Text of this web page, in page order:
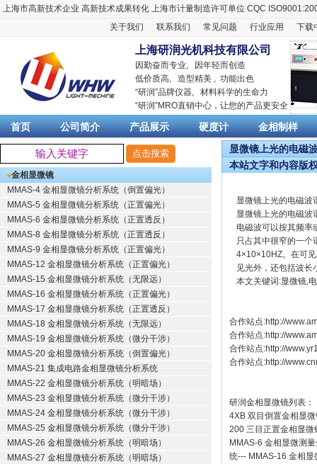
上海市高新技术企业 高新技术成果转化 上海市计量制造许可单位 CQC
关于我们
联系我们 常见问题 行业应用 下载
上海研润光机科技有限公司
因勤奋而专业, 因年轻而创造
低价质高, 造型精美 , 功能出色
“研润”品牌仪器, 材料科学的生命力
“研润”MRO直销中心，让您的产品更安全
首页 公司简介 产品展示 硬度计 金相制样
金相显微镜
MMAS-4 金相显微镜分析系统（倒置偏光）
MMAS-5 金相显微镜分析系统（正置偏光）
MMAS-6 金相显微镜分析系统（正置透反）
MMAS-8 金相显微镜分析系统（正置透反）
MMAS-9 金相显微镜分析系统（正置偏光）
MMAS-12 金相显微镜分析系统（正置偏光）
MMAS-15 金相显微镜分析系统（无限远）
MMAS-16 金相显微镜分析系统（正置偏光）
MMAS-17 金相显微镜分析系统（正置透反）
MMAS-18 金相显微镜分析系统（无限远）
MMAS-19 金相显微镜分析系统（微分干涉）
MMAS-20 金相显微镜分析系统（倒置偏光）
MMAS-21 集成电路金相显微镜分析系统
MMAS-22 金相显微镜分析系统（明暗场）
MMAS-23 金相显微镜分析系统（微分干涉）
MMAS-24 金相显微镜分析系统（微分干涉）
MMAS-25 金相显微镜分析系统（微分干涉）
MMAS-26 金相显微镜分析系统（明暗场）
MMAS-27 金相显微镜分析系统（明暗场）
显微镜上光的电磁
本站文字和内容版
显微镜上光的电磁波
显微镜上光的电磁波
电磁波可以按其频率
只占其中很窄的一
4×10×10HZ。在可
见光外，还包括波
本文关键词:显微镜,
合作站点:http://
合作站点:http://
合作站点:http://
合作站点:http://
研润金相显微镜列表：
4XB 双目倒置金相显
200 三目正置金相显微
MMAS-6 金相显微测
统--- MMAS-16 金相显